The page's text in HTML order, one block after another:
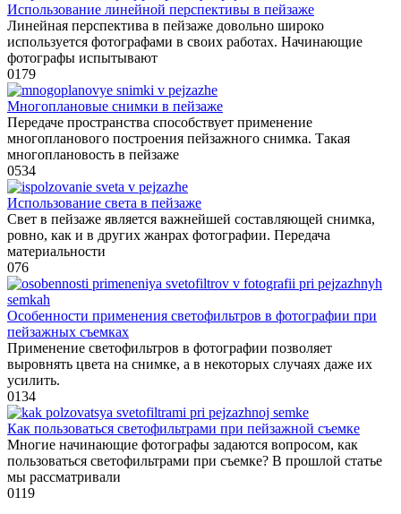
Использование линейной перспективы в пейзаже
Линейная перспектива в пейзаже довольно широко
используется фотографами в своих работах. Начинающие
фотографы испытывают
0179
Многоплановые снимки в пейзаже
Передаче пространства способствует применение
многопланового построения пейзажного снимка. Такая
многоплановость в пейзаже
0534
Использование света в пейзаже
Свет в пейзаже является важнейшей составляющей снимка,
ровно, как и в других жанрах фотографии. Передача
материальности
076
Особенности применения светофильтров в фотографии при
пейзажных съемках
Применение светофильтров в фотографии позволяет
выровнять цвета на снимке, а в некоторых случаях даже их
усилить.
0134
Как пользоваться светофильтрами при пейзажной съемке
Многие начинающие фотографы задаются вопросом, как
пользоваться светофильтрами при съемке? В прошлой статье
мы рассматривали
0119